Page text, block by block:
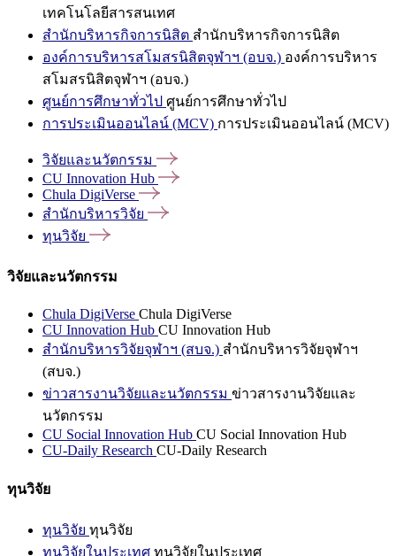
เทคโนโลยีสารสนเทศ
สำนักบริหารกิจการนิสิต สำนักบริหารกิจการนิสิต
องค์การบริหารสโมสรนิสิตจุฬาฯ (อบจ.) องค์การบริหาร
สโมสรนิสิตจุฬาฯ (อบจ.)
ศูนย์การศึกษาทั่วไป ศูนย์การศึกษาทั่วไป
การประเมินออนไลน์ (MCV) การประเมินออนไลน์ (MCV)
วิจัยและนวัตกรรม
CU Innovation Hub
Chula DigiVerse
สำนักบริหารวิจัย
ทุนวิจัย
วิจัยและนวัตกรรม
Chula DigiVerse Chula DigiVerse
CU Innovation Hub CU Innovation Hub
สำนักบริหารวิจัยจุฬาฯ (สบจ.) สำนักบริหารวิจัยจุฬาฯ
(สบจ.)
ข่าวสารงานวิจัยและนวัตกรรม ข่าวสารงานวิจัยและ
นวัตกรรม
CU Social Innovation Hub CU Social Innovation Hub
CU-Daily Research CU-Daily Research
ทุนวิจัย
ทุนวิจัย ทุนวิจัย
ทุนวิจัยในประเทศ ทุนวิจัยในประเทศ